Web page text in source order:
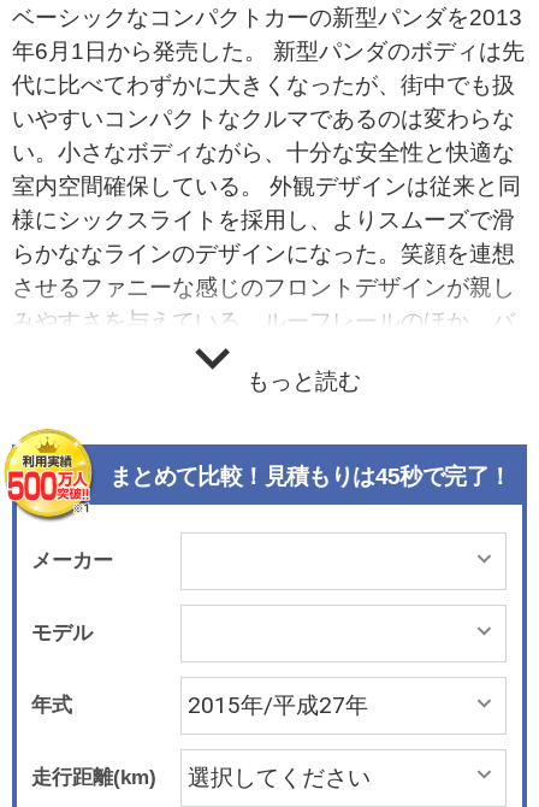
ベーシックなコンパクトカーの新型パンダを2013
年6月1日から発売した。 新型パンダのボディは先
代に比べてわずかに大きくなったが、街中でも扱
いやすいコンパクトなクルマであるのは変わらな
い。小さなボディながら、十分な安全性と快適な
室内空間確保している。 外観デザインは従来と同
様にシックスライトを採用し、よりスムーズで滑
らかななラインのデザインになった。笑顔を連想
させるファニーな感じのフロントデザインが親し
みやすさを与えている。ルーフレールのほか、バ
ンパーやボディサイドのプロテクトモールもパン
ダらしい特徴だ。 インテリアは実用性に裏打ちさ
ーディネートされたフレームで囲われたインスト
ルメントパネルは、初代パンダを連想させてい
る。メータークラスターや空調、オーディオなど
の各種ユニットやエアアウトレットもこの枠内に
取り付けられたようにデザインされた。 多彩なシ
ートアレンジによってステーションワゴンのよう
な荷物積載能力を発揮するのはパンダの伝統とも
いえるもの。室内空間はラゲッジスペース従来に
比べて拡大している。 搭載エンジンはフィアット
500に搭載されているのと同じツインエア。2気筒
0.9リッターのインタークーラー付きターボ仕様
もっと読む
まとめて比較！見積もりは45秒で完了！
メーカー
モデル
年式
走行距離(km)